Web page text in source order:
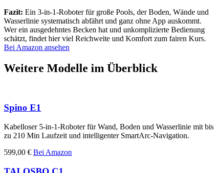
Fazit: Ein 3-in-1-Roboter für große Pools, der Boden, Wände und
Wasserlinie systematisch abfährt und ganz ohne App auskommt.
Wer ein ausgedehntes Becken hat und unkomplizierte Bedienung
schätzt, findet hier viel Reichweite und Komfort zum fairen Kurs.
Bei Amazon ansehen
Weitere Modelle im Überblick
Spino E1
Kabelloser 5-in-1-Roboter für Wand, Boden und Wasserlinie mit bis
zu 210 Min Laufzeit und intelligenter SmartArc-Navigation.
599,00 € Bei Amazon